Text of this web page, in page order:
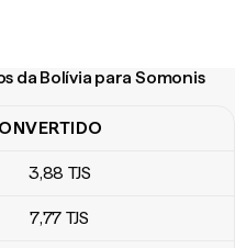
da Bolívia para Somonis
da Bolívia para Somonis
3,88 TJS
7,77 TJS